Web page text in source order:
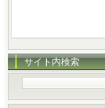
サイト内検索